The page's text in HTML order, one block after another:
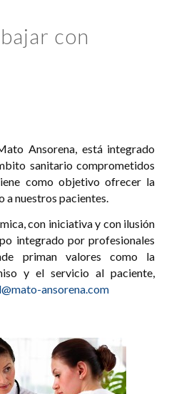
con
Ansorena, está integrado
sanitario comprometidos
como objetivo ofrecer la
nuestros pacientes.
con iniciativa y con ilusión
integrado por profesionales
priman valores como la
y el servicio al paciente,
ansorena.com